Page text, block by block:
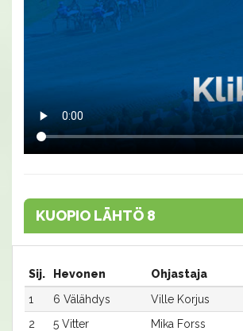
KUOPIO LÄHTÖ 8
Sij. Hevonen Ohjastaja
1
6 Välähdys Ville Korjus
2
5 Vitter Mika Forss